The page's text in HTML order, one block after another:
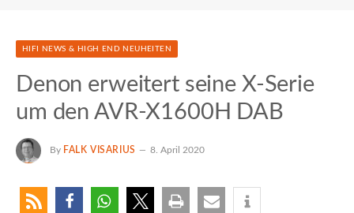
HIFI NEWS & HIGH END NEUHEITEN
Denon erweitert seine X-Serie
um den AVR-X1600H DAB
By FALK VISARIUS 8. April 2020